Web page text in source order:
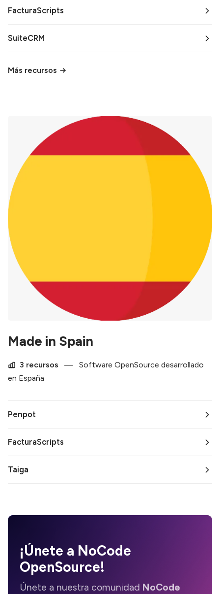
FacturaScripts
SuiteCRM
Más recursos
Made in Spain
3 recursos —
Software OpenSource desarrollado
en España
Penpot
FacturaScripts
Taiga
¡Únete a NoCode
OpenSource!
Únete a nuestra comunidad NoCode